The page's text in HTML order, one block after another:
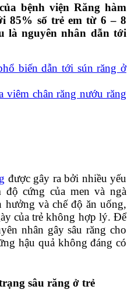
bệnh viện Răng hàm
85% số trẻ em từ 6 – 8
là nguyên nhân dẫn tới
biến dẫn tới sún răng ở
viêm chân răng nướu răng
được gây ra bởi nhiều yếu
cứng của men và ngà
và chế độ ăn uống,
của trẻ không hợp lý. Để
nhân gây sâu răng cho
hậu quả không đáng có
sâu răng ở trẻ